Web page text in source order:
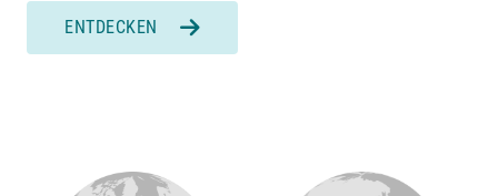
ENTDECKEN